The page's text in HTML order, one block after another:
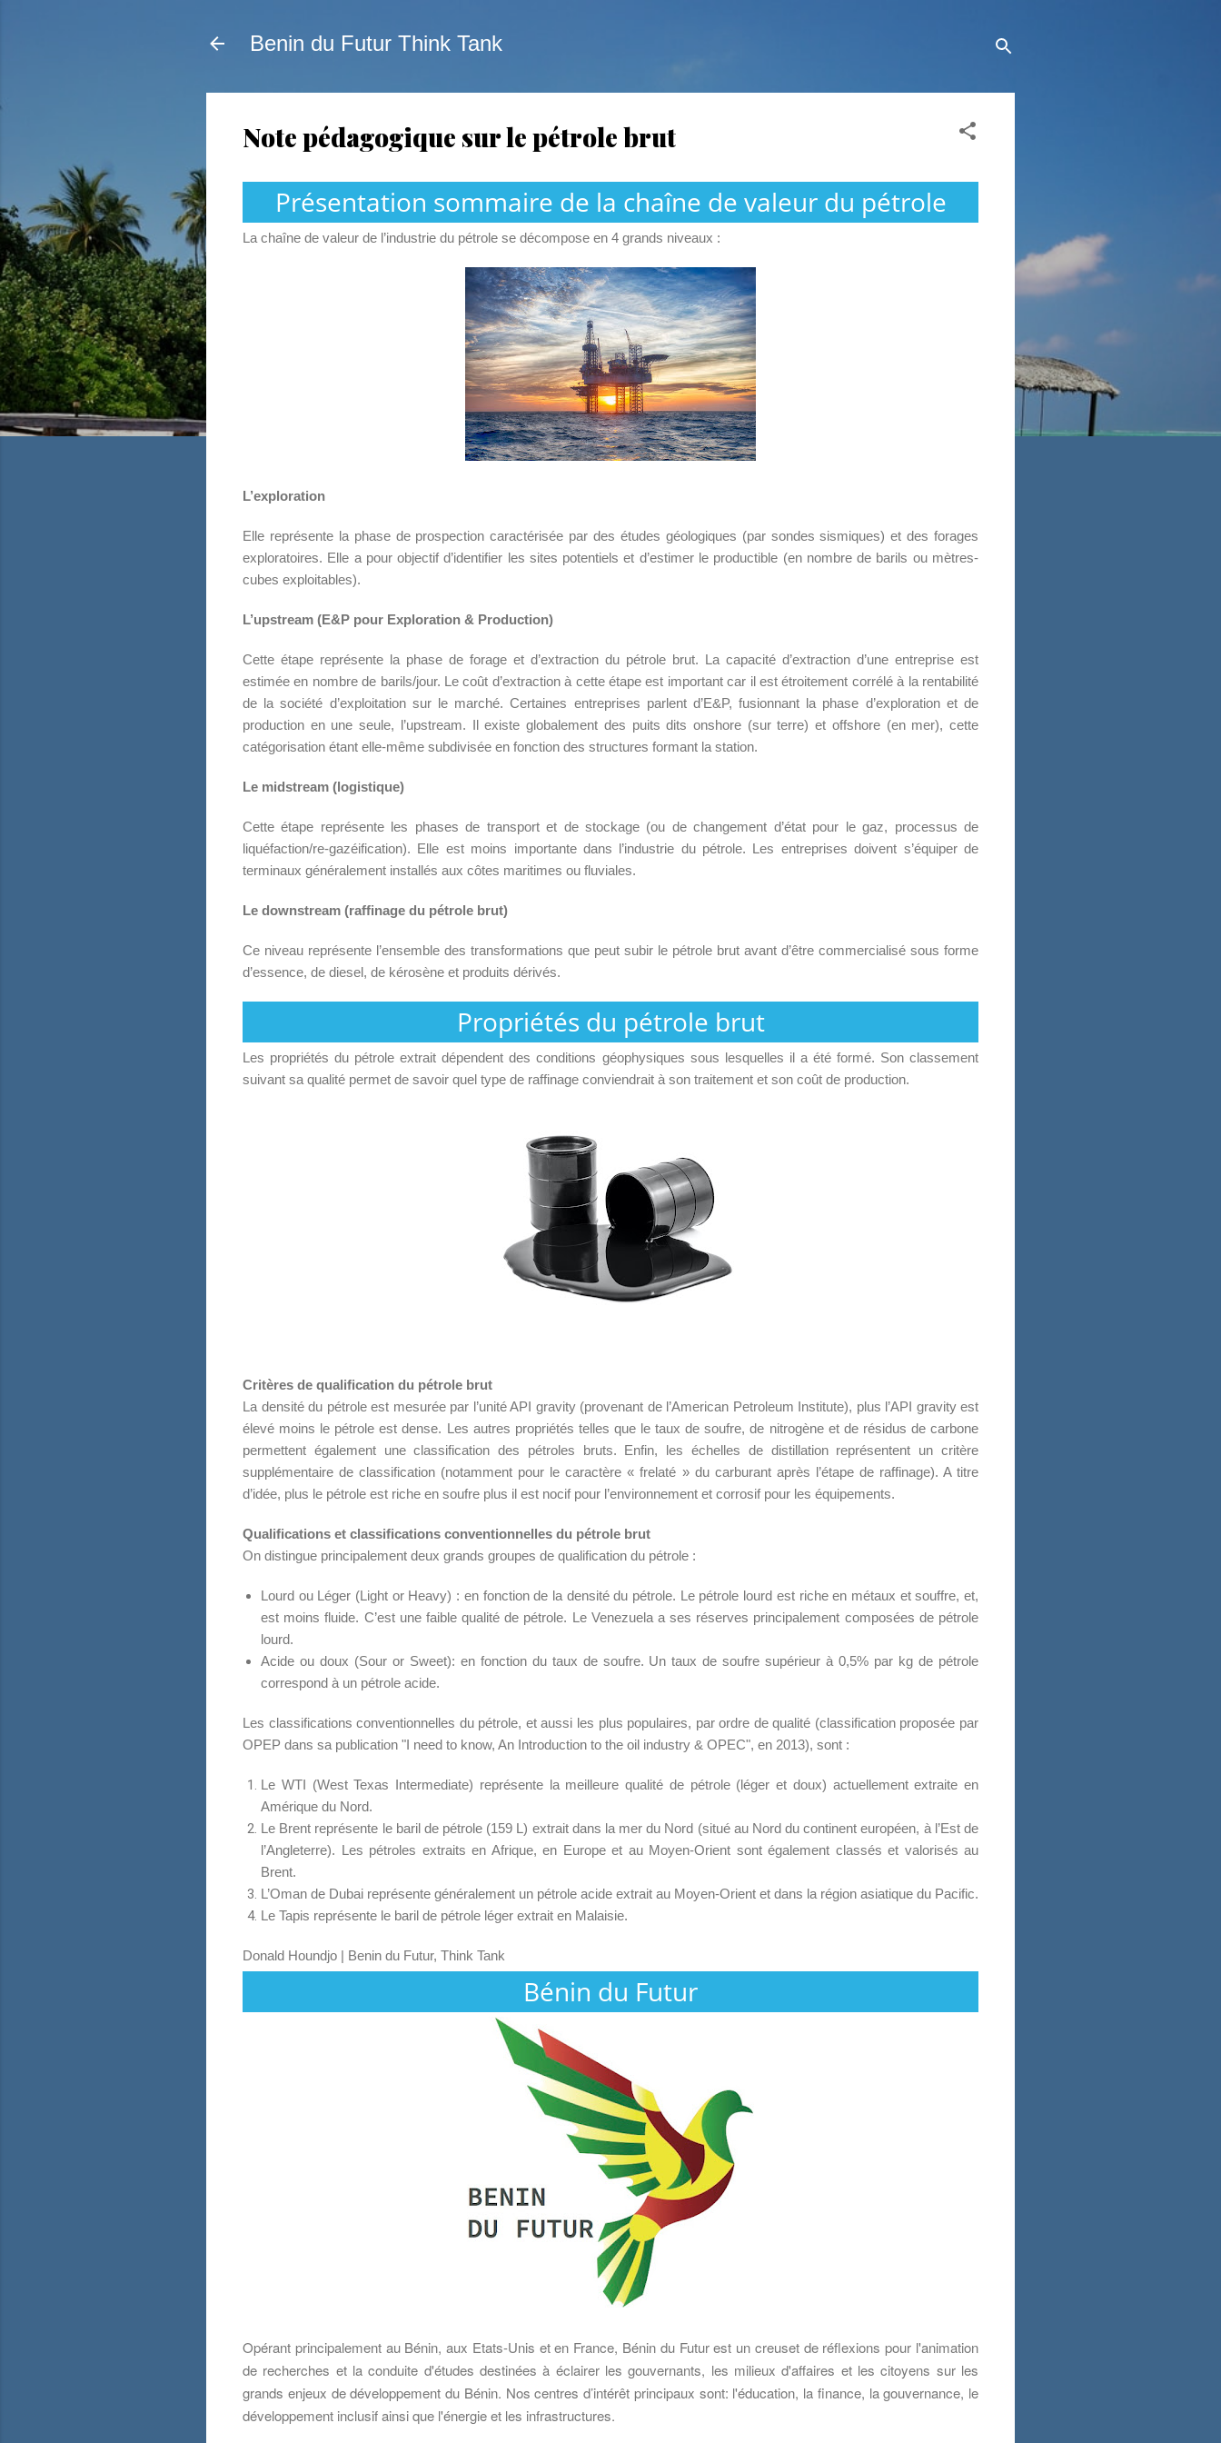
Benin du Futur Think Tank
Note pédagogique sur le pétrole brut
Présentation sommaire de la chaîne de valeur du pétrole
La chaîne de valeur de l’industrie du pétrole se décompose en 4 grands niveaux :
L’exploration
Elle représente la phase de prospection caractérisée par des études géologiques (par sondes sismiques) et des forages
exploratoires. Elle a pour objectif d’identifier les sites potentiels et d’estimer le productible (en nombre de barils ou mètres-
cubes exploitables).
L’upstream (E&P pour Exploration & Production)
Cette étape représente la phase de forage et d’extraction du pétrole brut. La capacité d’extraction d’une entreprise est
estimée en nombre de barils/jour. Le coût d’extraction à cette étape est important car il est étroitement corrélé à la rentabilité
de la société d’exploitation sur le marché. Certaines entreprises parlent d’E&P, fusionnant la phase d’exploration et de
production en une seule, l’upstream. Il existe globalement des puits dits onshore (sur terre) et offshore (en mer), cette
catégorisation étant elle-même subdivisée en fonction des structures formant la station.
Le midstream (logistique)
Cette étape représente les phases de transport et de stockage (ou de changement d’état pour le gaz, processus de
liquéfaction/re-gazéification). Elle est moins importante dans l’industrie du pétrole. Les entreprises doivent s’équiper de
terminaux généralement installés aux côtes maritimes ou fluviales.
Le downstream (raffinage du pétrole brut)
Ce niveau représente l’ensemble des transformations que peut subir le pétrole brut avant d’être commercialisé sous forme
d’essence, de diesel, de kérosène et produits dérivés.
Propriétés du pétrole brut
Les propriétés du pétrole extrait dépendent des conditions géophysiques sous lesquelles il a été formé. Son classement
suivant sa qualité permet de savoir quel type de raffinage conviendrait à son traitement et son coût de production.
Critères de qualification du pétrole brut
La densité du pétrole est mesurée par l’unité API gravity (provenant de l’American Petroleum Institute), plus l’API gravity est
élevé moins le pétrole est dense. Les autres propriétés telles que le taux de soufre, de nitrogène et de résidus de carbone
permettent également une classification des pétroles bruts. Enfin, les échelles de distillation représentent un critère
supplémentaire de classification (notamment pour le caractère « frelaté » du carburant après l’étape de raffinage). A titre
d’idée, plus le pétrole est riche en soufre plus il est nocif pour l’environnement et corrosif pour les équipements.
Qualifications et classifications conventionnelles du pétrole brut
On distingue principalement deux grands groupes de qualification du pétrole :
Lourd ou Léger (Light or Heavy) : en fonction de la densité du pétrole. Le pétrole lourd est riche en métaux et souffre, et,
est moins fluide. C’est une faible qualité de pétrole. Le Venezuela a ses réserves principalement composées de pétrole
lourd.
Acide ou doux (Sour or Sweet): en fonction du taux de soufre. Un taux de soufre supérieur à 0,5% par kg de pétrole
correspond à un pétrole acide.
Les classifications conventionnelles du pétrole, et aussi les plus populaires, par ordre de qualité (classification proposée par
OPEP dans sa publication "I need to know, An Introduction to the oil industry & OPEC", en 2013), sont :
Le WTI (West Texas Intermediate) représente la meilleure qualité de pétrole (léger et doux) actuellement extraite en
Amérique du Nord.
Le Brent représente le baril de pétrole (159 L) extrait dans la mer du Nord (situé au Nord du continent européen, à l’Est de
l’Angleterre). Les pétroles extraits en Afrique, en Europe et au Moyen-Orient sont également classés et valorisés au
Brent.
L’Oman de Dubai représente généralement un pétrole acide extrait au Moyen-Orient et dans la région asiatique du Pacific.
Le Tapis représente le baril de pétrole léger extrait en Malaisie.
Donald Houndjo | Benin du Futur, Think Tank
Bénin du Futur
Opérant principalement au Bénin, aux Etats-Unis et en France, Bénin du Futur est un creuset de réflexions pour l'animation
de recherches et la conduite d'études destinées à éclairer les gouvernants, les milieux d'affaires et les citoyens sur les
grands enjeux de développement du Bénin. Nos centres d’intérêt principaux sont: l'éducation, la finance, la gouvernance, le
développement inclusif ainsi que l'énergie et les infrastructures.